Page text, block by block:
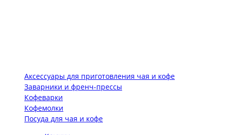
Аксессуары для приготовления чая и кофе
Заварники и френч-прессы
Кофеварки
Кофемолки
Посуда для чая и кофе